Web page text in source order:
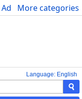
More categories
Advice Science
Language: English